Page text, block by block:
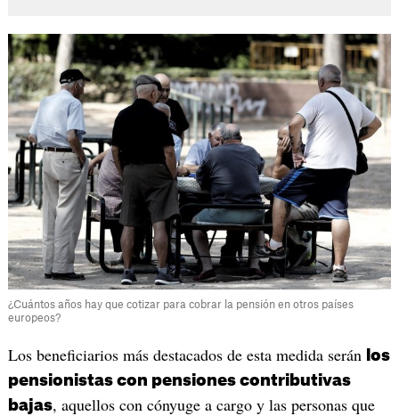
¿Cuántos años hay que cotizar para cobrar la pensión en otros países
europeos?
Los beneficiarios más destacados de esta medida serán los
pensionistas con pensiones contributivas
bajas, aquellos con cónyuge a cargo y las personas que